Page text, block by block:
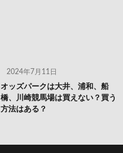
2024年7月11日
オッズパークは大井、浦和、船
橋、川崎競馬場は買えない？買う
方法はある？